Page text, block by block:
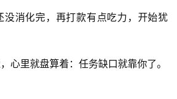
没消化完，再打款有点吃力，开始犹
心里就盘算着：任务缺口就靠你了。